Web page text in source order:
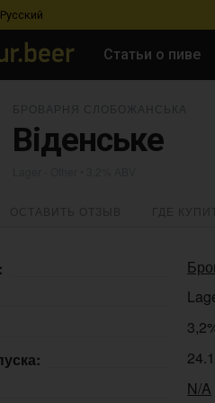
Русский
Статьи о пиве
Віденське
N/A